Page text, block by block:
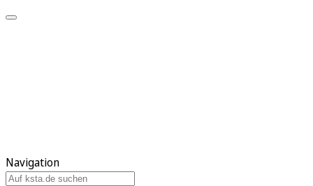
Navigation